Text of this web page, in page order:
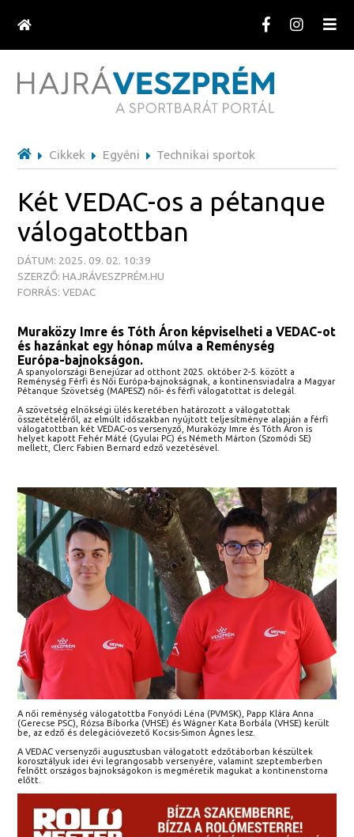
Cikkek Egyéni Technikai sportok
Két VEDAC-os a pétanque
válogatottban
DÁTUM: 2025. 09. 02. 10:39
SZERZŐ: HAJRÁVESZPRÉM.HU
FORRÁS: VEDAC
Muraközy Imre és Tóth Áron képviselheti a VEDAC-ot
és hazánkat egy hónap múlva a Reménység
Európa-bajnokságon.
A spanyolországi Benejúzar ad otthont 2025. október 2-5. között a
Reménység Férfi és Női Európa-bajnokságnak, a kontinensviadalra a Magyar
Pétanque Szövetség (MAPESZ) női- és férfi válogatottat is delegál.
A szövetség elnökségi ülés keretében határozott a válogatottak
összetételéről, az elmúlt időszakban nyújtott teljesítménye alapján a férfi
válogatottban két VEDAC-os versenyző, Muraközy Imre és Tóth Áron is
helyet kapott Fehér Máté (Gyulai PC) és Németh Márton (Szomódi SE)
mellett, Clerc Fabien Bernard edző vezetésével.
A női reménység válogatottba Fonyódi Léna (PVMSK), Papp Klára Anna
(Gerecse PSC), Rózsa Bíborka (VHSE) és Wágner Kata Borbála (VHSE) került
be, az edző és delegációvezető Kocsis-Simon Ágnes lesz.
A VEDAC versenyzői augusztusban válogatott edzőtáborban készültek
korosztályuk idei évi legrangosabb versenyére, valamint szeptemberben
felnőtt országos bajnokságokon is megméretik magukat a kontinenstorna
előtt.